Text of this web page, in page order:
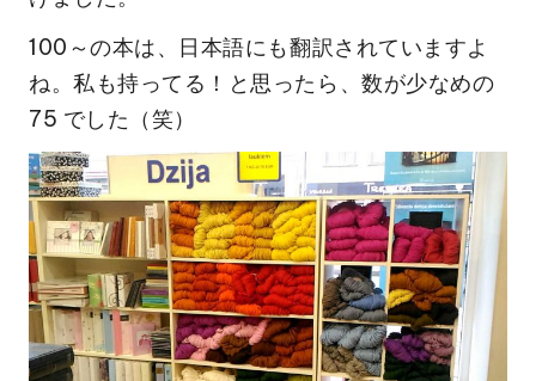
100～の本は、日本語にも翻訳されていますよ
ね。私も持ってる！と思ったら、数が少なめの
75 でした（笑）